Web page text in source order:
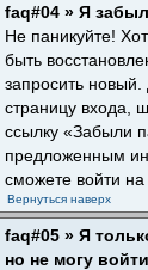
faq#04 » Я
Не паникуйте!
быть
запросить новый.
страницу входа,
ссылку «Забыли
предложенным
сможете войти
Вернуться наверх
faq#05 » Я
но не могу